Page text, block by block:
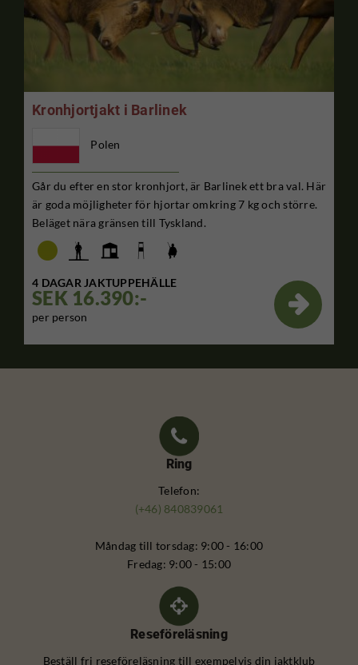
Kronhjortjakt i Barlinek
Polen
Går du efter en stor kronhjort, är Barlinek ett bra val. Här
är goda möjligheter för hjortar omkring 7 kg och större.
Beläget nära gränsen till Tyskland.
4 DAGAR JAKTUPPEHÄLLE
SEK 16.390:-
per person

Ring
Telefon:
(+46) 840839061
Måndag till torsdag: 9:00 - 16:00
Fredag: 9:00 - 15:00
Reseföreläsning
Beställ fri reseföreläsning till exempelvis din jaktklub